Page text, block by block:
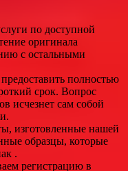
по доступной
оригинала
с остальными
полностью
срок. Вопрос
исчезнет сам собой
изготовленные нашей
образцы, которые
.
регистрацию в